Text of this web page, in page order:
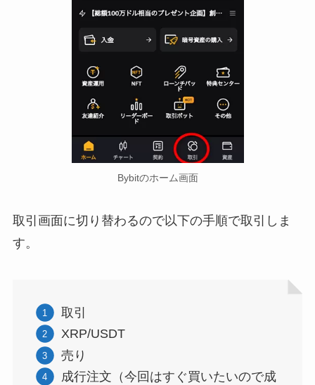
Bybitのホーム画面
取引画面に切り替わるので以下の手順で取引しま
す。
取引
XRP/USDT
売り
成行注文（今回はすぐ買いたいので成